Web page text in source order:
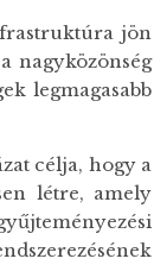
jön
nagyközönség
legmagasabb
célja, hogy a
létre, amely